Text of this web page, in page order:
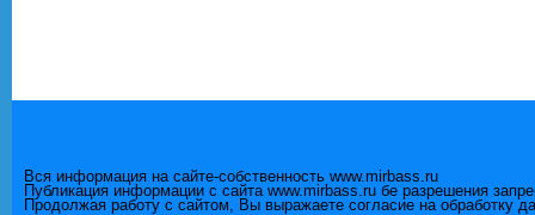
Вся информация на сайте-собственность www.mirbass.ru
Публикация информации с сайта www.mirbass.ru бе разрешения
Продолжая работу с сайтом, Вы выражаете согласие на обработку